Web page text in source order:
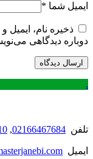
ایمیل شما *
ذخیره نام،
دوباره دیدگاهی
.
تلفن 02166467684
,
ایمیل